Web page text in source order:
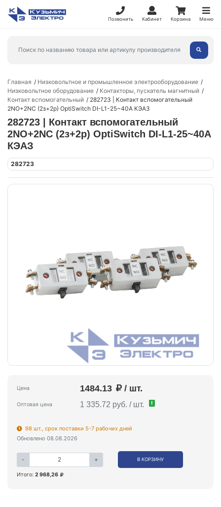
Позвонить Кабинет Корзина Меню
Главная
Низковольтное и промышленное электрооборудование
Низковольтное оборудование
Контакторы, пускатель магнитный
Контакт вспомогательный
282723 | Контакт вспомогательный
2NO+2NC (2з+2р) OptiSwitch DI-L1-25~40A КЭАЗ
282723 | Контакт вспомогательный
2NO+2NC (2з+2р) OptiSwitch DI-L1-25~40A
КЭАЗ
282723
Цена 1484.13 / шт.
Оптовая цена 1 335.72 руб. / шт. !
98 шт., срок поставки 5-7 рабочих дней
Обновлено 08.08.2026
- + В КОРЗИНУ
Итого: 2 968,26